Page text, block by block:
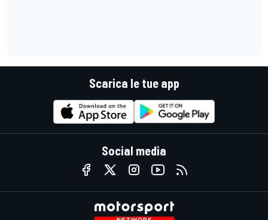
Scarica le tue app
Social media